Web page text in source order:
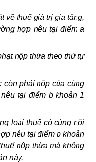
về thuế giá trị gia tăng,
hợp nêu tại điểm a
nộp thừa theo thứ tự
còn phải nộp của cùng
tại điểm b khoản 1
loại thuế có cùng nội
nêu tại điểm b khoản
nộp thừa mà không
này.